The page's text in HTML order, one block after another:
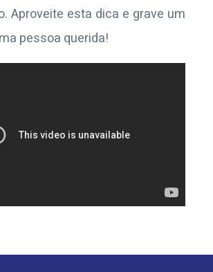
Aproveite esta dica e grave um
pessoa querida!